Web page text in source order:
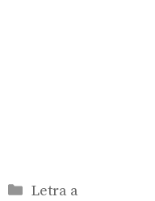
Categorias
Letra a